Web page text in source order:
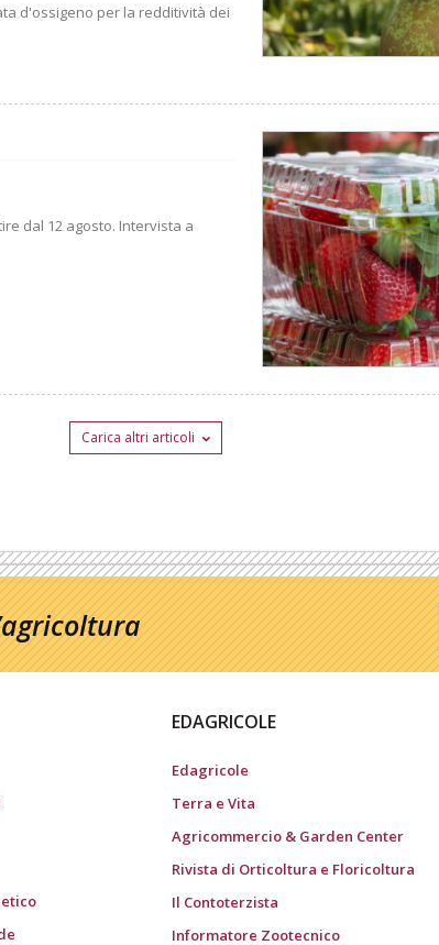
d'ossigeno per la redditività dei
dal 12 agosto. Intervista a
Carica altri articoli
EDAGRICOLE
Edagricole
Terra e Vita
Agricommercio & Garden Center
Rivista di Orticoltura e Floricoltura
Il Contoterzista
Informatore Zootecnico